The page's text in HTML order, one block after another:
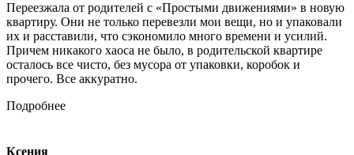
Переезжала от родителей с «Простыми движениями» в новую
квартиру. Они не только перевезли мои вещи, но и упаковали
их и расставили, что сэкономило много времени и усилий.
Причем никакого хаоса не было, в родительской квартире
осталось все чисто, без мусора от упаковки, коробок и
прочего. Все аккуратно.
Подробнее
Ксения